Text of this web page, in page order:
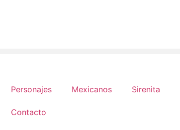
Personajes Mexicanos Sirenita
Contacto